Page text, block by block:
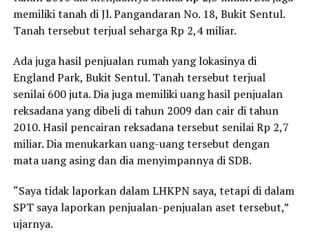
memiliki tanah di Jl. Pangandaran No. 18, Bukit Sentul.
Tanah tersebut terjual seharga Rp 2,4 miliar.
Ada juga hasil penjualan rumah yang lokasinya di
England Park, Bukit Sentul. Tanah tersebut terjual
senilai 600 juta. Dia juga memiliki uang hasil penjualan
reksadana yang dibeli di tahun 2009 dan cair di tahun
2010. Hasil pencairan reksadana tersebut senilai Rp 2,7
miliar. Dia menukarkan uang-uang tersebut dengan
mata uang asing dan dia menyimpannya di SDB.
“Saya tidak laporkan dalam LHKPN saya, tetapi di dalam
SPT saya laporkan penjualan-penjualan aset tersebut,”
ujarnya.